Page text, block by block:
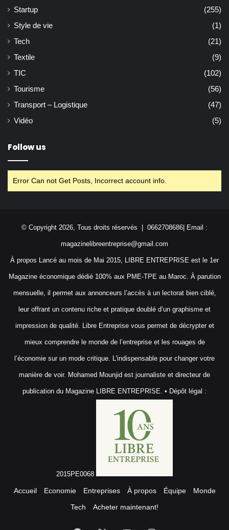
Startup
(255)
Style de vie
(1)
Tech
(21)
Textile
(9)
TIC
(102)
Tourisme
(56)
Transport – Logistique
(47)
Vidéo
(5)
Follow us
Error Can not Get Posts, Incorrect account info.
© Copyright 2026, Tous droits réservés | 0662708686| Email :
magazinelibreentreprise@gmail.com
À propos Lancé au mois de Mai 2015, LIBRE ENTREPRISE est le 1er
Magazine économique dédié 100% aux PME-TPE au Maroc. À parution
mensuelle, il permet aux annonceurs l’accès à un lectorat bien ciblé,
leur offrant un contenu riche et pratique doublé d’un graphisme et
impression de qualité. Libre Entreprise vous permet de décrypter et
mieux comprendre le monde de l’entreprise et les rouages de
l’économie sur un mode critique. L'indispensable pour changer votre
manière de voir. Mohamed Mounjid est journaliste et directeur de
publication du Magazine LIBRE ENTREPRISE. • Dépôt légal :
2015PE0068
Accueil Economie Entreprises À propos Équipe
Monde
Tech
Acheter maintenant!